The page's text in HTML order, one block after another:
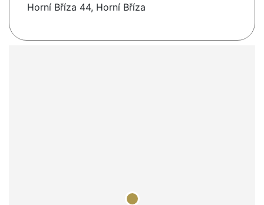
Horní Bříza 44, Horní Bříza